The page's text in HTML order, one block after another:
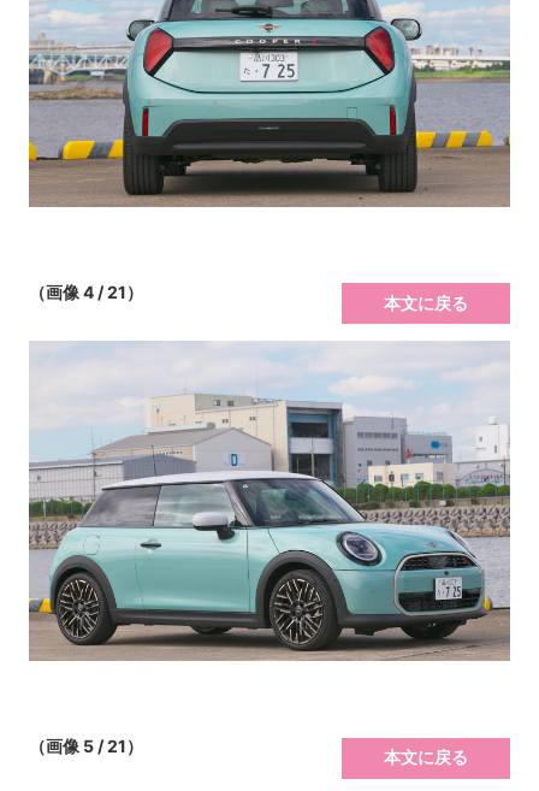
（画像 4 / 21）
本文に戻る
（画像 5 / 21）
本文に戻る